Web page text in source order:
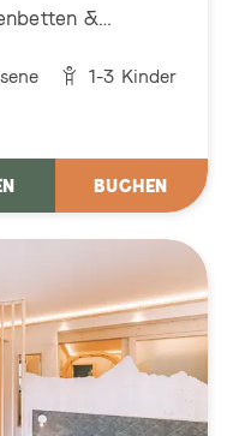
&
1-3 Kinder
BUCHEN